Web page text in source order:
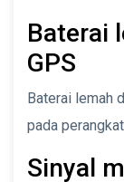
Baterai
GPS
Baterai lemah
pada
Sinyal